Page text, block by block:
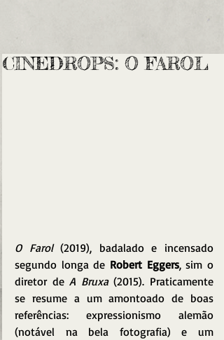
CINEDROPS: O FAROL
O Farol (2019), badalado e incensado
segundo longa de Robert Eggers, sim o
diretor de A Bruxa (2015). Praticamente
se resume a um amontoado de boas
referências: expressionismo alemão
(notável na bela fotografia) e um